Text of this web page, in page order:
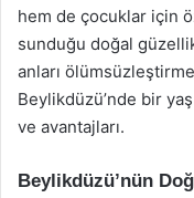
hem de çocuklar için
sunduğu doğal
anları
Beylikdüzü’nde bir
ve avantajları.
Beylikdüzü’nün